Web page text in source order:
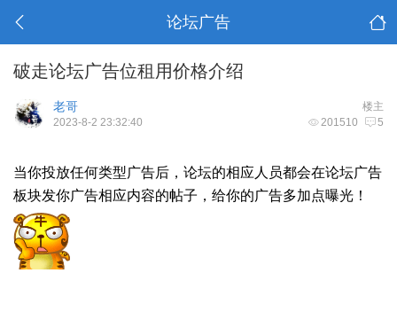
论坛广告
破走论坛广告位租用价格介绍
楼主
老哥
201510 5
2023-8-2 23:32:40
当你投放任何类型广告后，论坛的相应人员都会在论坛广告
板块发你广告相应内容的帖子，给你的广告多加点曝光！